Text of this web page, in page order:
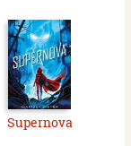
Supernova